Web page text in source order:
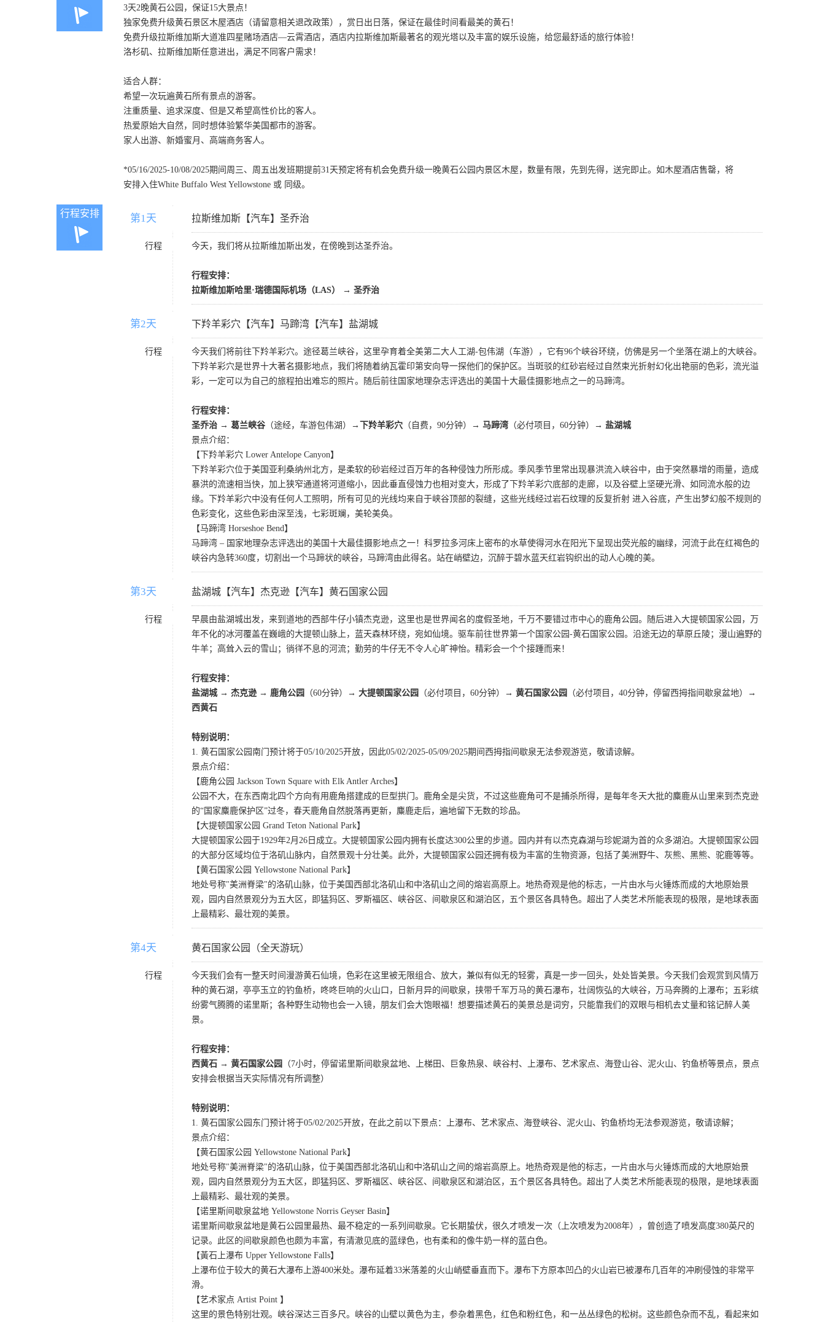
3天2晚黄石公园，保证15大景点！
独家免费升级黄石景区木屋酒店（请留意相关退改政策），赏日出日落，保证在最佳时间看最美的黄石！
免费升级拉斯维加斯大道准四星赌场酒店—云霄酒店，酒店内拉斯维加斯最著名的观光塔以及丰富的娱乐设施，给您最舒适的旅行体验！
洛杉矶、拉斯维加斯任意进出，满足不同客户需求！
适合人群：
希望一次玩遍黄石所有景点的游客。
注重质量、追求深度、但是又希望高性价比的客人。
热爱原始大自然，同时想体验繁华美国都市的游客。
家人出游、新婚蜜月、高端商务客人。
*05/16/2025-10/08/2025期间周三、周五出发班期提前31天预定将有机会免费升级一晚黄石公园内景区木屋，数量有限，先到先得，送完即止。如木屋酒店售罄，将
安排入住White Buffalo West Yellowstone 或 同级。
行程安排 第1天 拉斯维加斯【汽车】圣乔治
行程 今天，我们将从拉斯维加斯出发，在傍晚到达圣乔治。
行程安排：
拉斯维加斯哈里·瑞德国际机场（LAS） → 圣乔治
第2天 下羚羊彩穴【汽车】马蹄湾【汽车】盐湖城
行程
今天我们将前往下羚羊彩穴。途径葛兰峡谷，这里孕育着全美第二大人工湖-包伟湖（车游），它有96个峡谷环绕，仿佛是另一个坐落在湖上的大峡谷。
下羚羊彩穴是世界十大著名摄影地点，我们将随着纳瓦霍印第安向导一探他们的保护区。当斑驳的红砂岩经过自然束光折射幻化出艳丽的色彩，流光溢
彩，一定可以为自己的旅程拍出难忘的照片。随后前往国家地理杂志评选出的美国十大最佳摄影地点之一的马蹄湾。
行程安排：
圣乔治 → 葛兰峡谷 （途经，车游包伟湖）→ 下羚羊彩穴 （自费，90分钟）→ 马蹄湾 （必付项目，60分钟）→ 盐湖城
景点介绍：
【下羚羊彩穴 Lower Antelope Canyon】
下羚羊彩穴位于美国亚利桑纳州北方，是柔软的砂岩经过百万年的各种侵蚀力所形成。季风季节里常出现暴洪流入峡谷中，由于突然暴增的雨量，造成
暴洪的流速相当快，加上狭窄通道将河道缩小，因此垂直侵蚀力也相对变大，形成了下羚羊彩穴底部的走廊，以及谷壁上坚硬光滑、如同流水般的边
缘。下羚羊彩穴中没有任何人工照明，所有可见的光线均来自于峡谷顶部的裂缝，这些光线经过岩石纹理的反复折射 进入谷底，产生出梦幻般不规则的
色彩变化，这些色彩由深至浅，七彩斑斓，美轮美奂。
【马蹄湾 Horseshoe Bend】
马蹄湾 – 国家地理杂志评选出的美国十大最佳摄影地点之一！科罗拉多河床上密布的水草使得河水在阳光下呈现出荧光般的幽绿，河流于此在红褐色的
峡谷内急转360度，切割出一个马蹄状的峡谷，马蹄湾由此得名。站在峭壁边，沉醉于碧水蓝天红岩钩织出的动人心魄的美。
第3天 盐湖城【汽车】杰克逊【汽车】黄石国家公园
行程
早晨由盐湖城出发，来到道地的西部牛仔小镇杰克逊，这里也是世界闻名的度假圣地，千万不要错过市中心的鹿角公园。随后进入大提顿国家公园，万
年不化的冰河覆盖在巍峨的大提顿山脉上，蓝天森林环绕，宛如仙境。驱车前往世界第一个国家公园-黄石国家公园。沿途无边的草原丘陵；漫山遍野的
牛羊；高耸入云的雪山；徜徉不息的河流；勤劳的牛仔无不令人心旷神怡。精彩会一个个接踵而来！
行程安排：
盐湖城 → 杰克逊 → 鹿角公园
（60分钟）→ 大提顿国家公园 （必付项目，60分钟）→ 黄石国家公园
（必付项目，40分钟，停留西拇指间歇泉盆地）→
西黄石
特别说明：
1. 黄石国家公园南门预计将于05/10/2025开放，因此05/02/2025-05/09/2025期间西拇指间歇泉无法参观游览，敬请谅解。
景点介绍：
【鹿角公园 Jackson Town Square with Elk Antler Arches】
公园不大，在东西南北四个方向有用鹿角搭建成的巨型拱门。鹿角全是尖货，不过这些鹿角可不是捕杀所得，是每年冬天大批的麋鹿从山里来到杰克逊
的“国家麋鹿保护区”过冬，春天鹿角自然脱落再更新，麋鹿走后，遍地留下无数的珍品。
【大提顿国家公园 Grand Teton National Park】
大提顿国家公园于1929年2月26日成立。大提顿国家公园内拥有长度达300公里的步道。园内并有以杰克森湖与珍妮湖为首的众多湖泊。大提顿国家公园
的大部分区域均位于洛矶山脉内，自然景观十分壮美。此外，大提顿国家公园还拥有极为丰富的生物资源，包括了美洲野牛、灰熊、黑熊、驼鹿等等。
【黄石国家公园 Yellowstone National Park】
地处号称"美洲脊梁"的洛矶山脉，位于美国西部北洛矶山和中洛矶山之间的熔岩高原上。地热奇观是他的标志，一片由水与火锤炼而成的大地原始景
观，园内自然景观分为五大区，即猛犸区、罗斯福区、峡谷区、间歇泉区和湖泊区，五个景区各具特色。超出了人类艺术所能表现的极限，是地球表面
上最精彩、最壮观的美景。
第4天 黄石国家公园（全天游玩）
行程
今天我们会有一整天时间漫游黄石仙境，色彩在这里被无限组合、放大，兼似有似无的轻雾，真是一步一回头，处处皆美景。今天我们会观赏到风情万
种的黄石湖，亭亭玉立的钓鱼桥，咚咚巨响的火山口，日新月异的间歇泉，挟带千军万马的黄石瀑布，壮阔恢弘的大峡谷，万马奔腾的上瀑布；五彩缤
纷雾气腾腾的诺里斯；各种野生动物也会一入镜，朋友们会大饱眼福！想要描述黄石的美景总是词穷，只能靠我们的双眼与相机去丈量和铭记醉人美
景。
行程安排：
西黄石 → 黄石国家公园
（7小时，停留诺里斯间歇泉盆地、上梯田、巨象热泉、峡谷村、上瀑布、艺术家点、海登山谷、泥火山、钓鱼桥等景点，景点
安排会根据当天实际情况有所调整）
特别说明：
1. 黄石国家公园东门预计将于05/02/2025开放，在此之前以下景点：上瀑布、艺术家点、海登峡谷、泥火山、钓鱼桥均无法参观游览，敬请谅解；
景点介绍：
【黄石国家公园 Yellowstone National Park】
地处号称"美洲脊梁"的洛矶山脉，位于美国西部北洛矶山和中洛矶山之间的熔岩高原上。地热奇观是他的标志，一片由水与火锤炼而成的大地原始景
观，园内自然景观分为五大区，即猛犸区、罗斯福区、峡谷区、间歇泉区和湖泊区，五个景区各具特色。超出了人类艺术所能表现的极限，是地球表面
上最精彩、最壮观的美景。
【诺里斯间歇泉盆地 Yellowstone Norris Geyser Basin】
诺里斯间歇泉盆地是黄石公园里最热、最不稳定的一系列间歇泉。它长期蛰伏，很久才喷发一次（上次喷发为2008年），曾创造了喷发高度380英尺的
记录。此区的间歇泉颜色也颇为丰富，有清澈见底的蓝绿色，也有柔和的像牛奶一样的蓝白色。
【黃石上瀑布 Upper Yellowstone Falls】
上瀑布位于较大的黄石大瀑布上游400米处。瀑布延着33米落差的火山峭壁垂直而下。瀑布下方原本凹凸的火山岩已被瀑布几百年的冲刷侵蚀的非常平
滑。
【艺术家点 Artist Point 】
这里的景色特别壮观。峡谷深达三百多尺。峡谷的山壁以黄色为主，参杂着黑色，红色和粉红色，和一丛丛绿色的松树。这些颜色杂而不乱，看起来如